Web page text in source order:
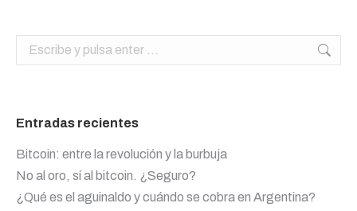
Buscar:
Entradas recientes
Bitcoin: entre la revolución y la burbuja
No al oro, sí al bitcoin. ¿Seguro?
¿Qué es el aguinaldo y cuándo se cobra en Argentina?